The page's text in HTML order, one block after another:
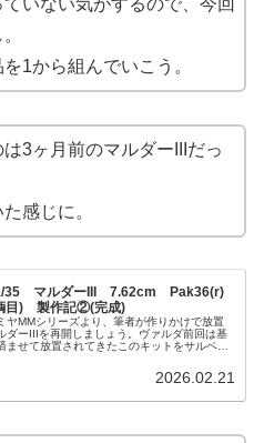
1から組んでいこう。
3ヶ月前のマルダーIIIだっ
感じに。
35 マルダーIII 7.62cm Pak36(r)
目) 製作記②(完成)
ヤMMシリーズより、筆者が作りかけで放置
ダーIIIを再開しましょう。ヴァルダ前回は基
ませて放置されてきたこのキットをサルベー
2026.02.21